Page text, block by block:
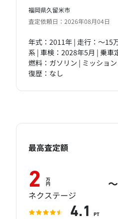
福岡県久留米市
査定依頼日：2026年08月04日
年式：2011年 | 走行：～15
系 | 車検：2028年5月 | 乗車
燃料：ガソリン | ミッショ
復歴：なし
最高査定額
2 万
円 ～
ネクステージ
4.1 PT